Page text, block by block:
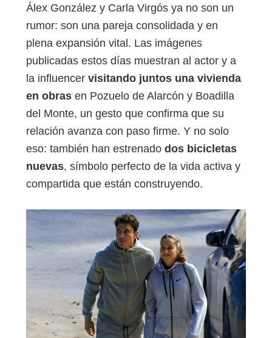
Álex González y Carla Virgós ya no son un
rumor: son una pareja consolidada y en
plena expansión vital. Las imágenes
publicadas estos días muestran al actor y a
la influencer visitando juntos una vivienda
en obras en Pozuelo de Alarcón y Boadilla
del Monte, un gesto que confirma que su
relación avanza con paso firme. Y no solo
eso: también han estrenado dos bicicletas
nuevas, símbolo perfecto de la vida activa y
compartida que están construyendo.